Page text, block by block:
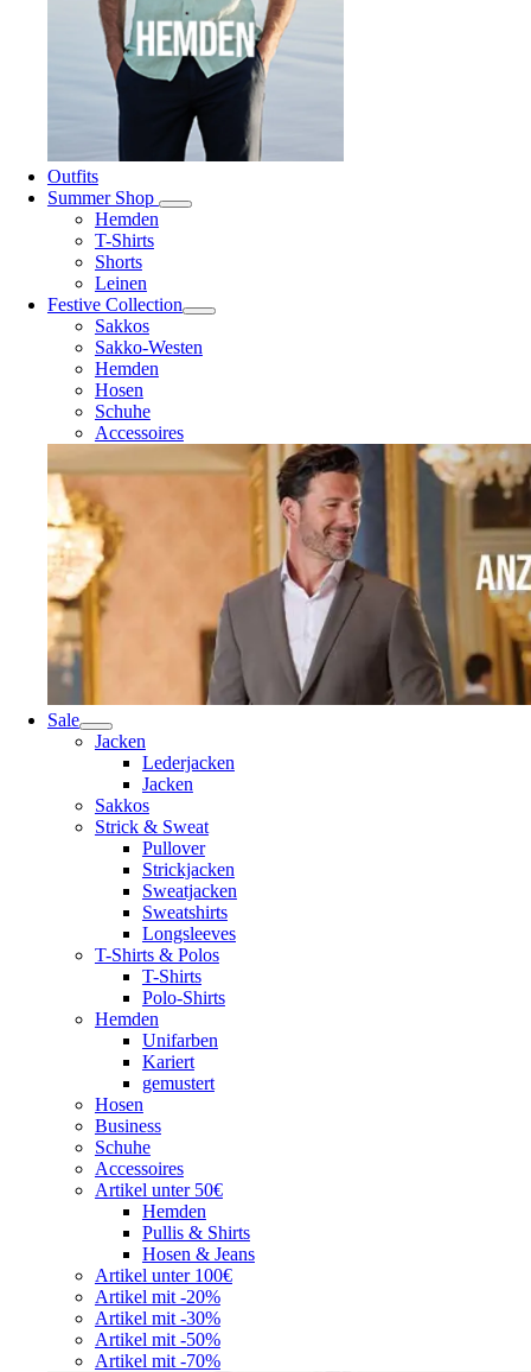
Outfits
Summer Shop
Hemden
T-Shirts
Shorts
Leinen
Festive Collection
Sakkos
Sakko-Westen
Hemden
Hosen
Schuhe
Accessoires
Sale
Jacken
Lederjacken
Jacken
Sakkos
Strick & Sweat
Pullover
Strickjacken
Sweatjacken
Sweatshirts
Longsleeves
T-Shirts & Polos
T-Shirts
Polo-Shirts
Hemden
Unifarben
Kariert
gemustert
Hosen
Business
Schuhe
Accessoires
Artikel unter 50€
Hemden
Pullis & Shirts
Hosen & Jeans
Artikel unter 100€
Artikel mit -20%
Artikel mit -30%
Artikel mit -50%
Artikel mit -70%